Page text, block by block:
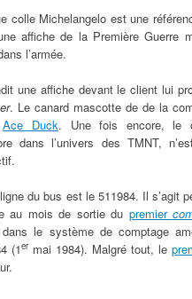
colle Michelangelo est une
affiche de la Première
l’armée.
une affiche devant le client lui
. Le canard mascotte de de la
Ace Duck. Une fois encore, le
dans l’univers des TMNT,
du bus est le 511984. Il s’agit
au mois de sortie du premier
le système de comptage
(1ermai 1984). Malgré tout, le